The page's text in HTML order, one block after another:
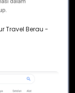
Travel Berau -